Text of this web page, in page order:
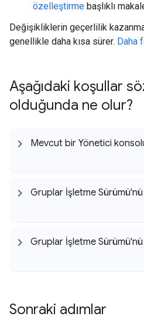
özelleştirme başlıklı
Değişikliklerin geçerlilik
genellikle daha kısa sürer. Daha
Aşağıdaki koşullar
olduğunda ne olur?
Mevcut bir Yönetici
Gruplar İşletme Sürümü'nü
Gruplar İşletme
Sonraki adımlar